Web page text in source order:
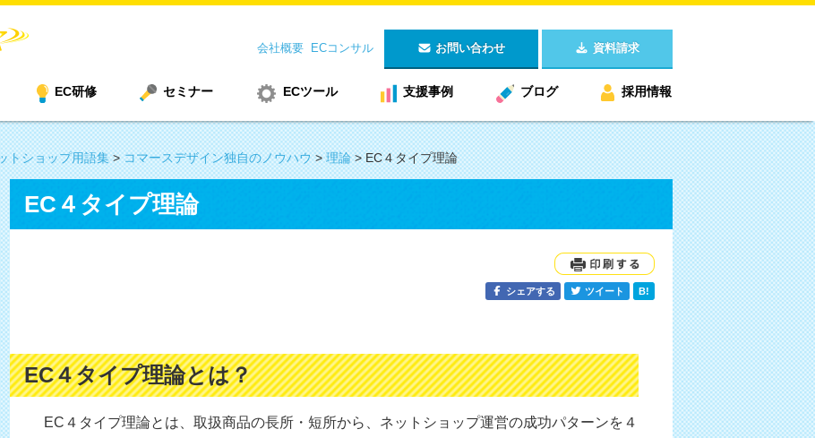
会社概要 ECコンサル お問い合わせ 資料請求
EC研修 セミナー ECツール 支援事例 ブログ 採用情報
トショップ用語集>コマースデザイン独自のノウハウ>理論>EC４タイプ理論
EC４タイプ理論
シェアする ツイート B!
EC４タイプ理論とは？
EC４タイプ理論とは、取扱商品の長所・短所から、ネットショップ運営の成功パターンを４